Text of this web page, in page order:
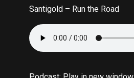
Santigold – Run the Road